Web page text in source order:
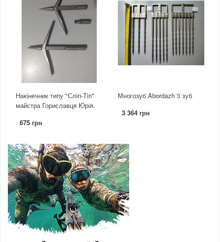
Накінечник типу "Сліп-Тіп"
майстра Гориславця Юрія.
675 грн
Многозуб Abordazh 3 зуб
3 364 грн